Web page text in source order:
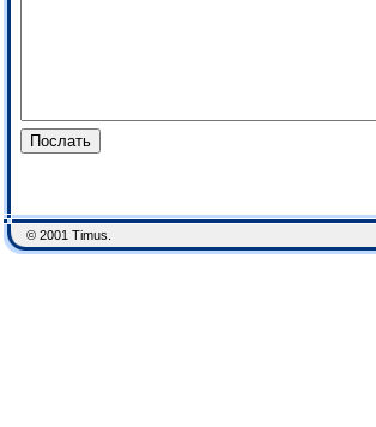
© 2001 Timus.